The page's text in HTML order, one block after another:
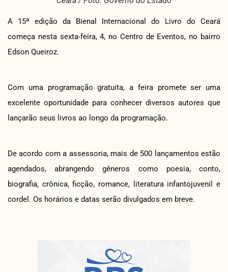
A 15ª edição da Bienal Internacional do Livro do Ceará
começa nesta sexta-feira, 4, no Centro de Eventos, no bairro
Edson Queiroz.
Com uma programação gratuita, a feira promete ser uma
excelente oportunidade para conhecer diversos autores que
lançarão seus livros ao longo da programação.
De acordo com a assessoria, mais de 500 lançamentos estão
agendados, abrangendo gêneros como poesia, conto,
biografia, crônica, ficção, romance, literatura infantojuvenil e
cordel. Os horários e datas serão divulgados em breve.